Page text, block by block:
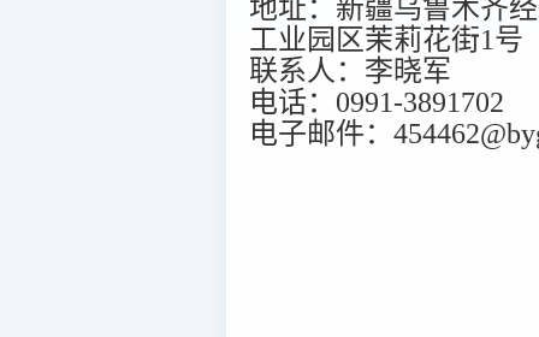
地址：新疆乌鲁木齐
工业园区茉莉花街1号
联系人：李晓军
电话：0991-3891702
电子邮件：